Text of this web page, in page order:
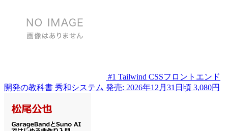
#1 Tailwind CSSフロントエンド
開発の教科書 秀和システム 発売: 2026年12月31日頃 3,080円